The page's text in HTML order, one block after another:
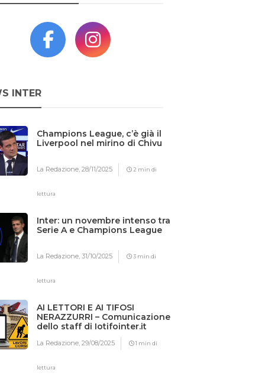
INTER
Champions League, c’è già il
Liverpool nel mirino di Chivu
La Redazione,28/11/2025 2 min di
lettura
Inter: un novembre intenso tra
Serie A e Champions League
La Redazione,31/10/2025 3 min di
lettura
AI LETTORI E AI TIFOSI
NERAZZURRI – Comunicazione
dello staff di Iotifointer.it
La Redazione,29/08/2025 1 min di
lettura